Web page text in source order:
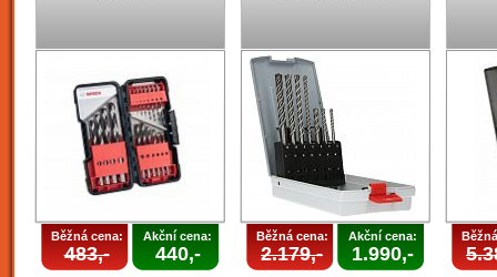
Běžná cena:
483,-
Akční cena:
440,-
Běžná cena:
2.179,-
Akční cena:
1.990,-